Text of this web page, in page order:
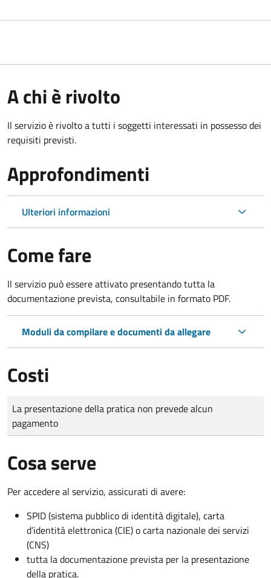
A chi è rivolto
Il servizio è rivolto a tutti i soggetti interessati in possesso dei
requisiti previsti.
Approfondimenti
Ulteriori informazioni
Come fare
Il servizio può essere attivato presentando tutta la
documentazione prevista, consultabile in formato PDF.
Moduli da compilare e documenti da allegare
Costi
Tipo di pagamento
Importo
La presentazione della pratica non prevede alcun
pagamento
Cosa serve
Per accedere al servizio, assicurati di avere:
SPID (sistema pubblico di identità digitale), carta
d’identità elettronica (CIE) o carta nazionale dei servizi
(CNS)
tutta la documentazione prevista per la presentazione
della pratica.